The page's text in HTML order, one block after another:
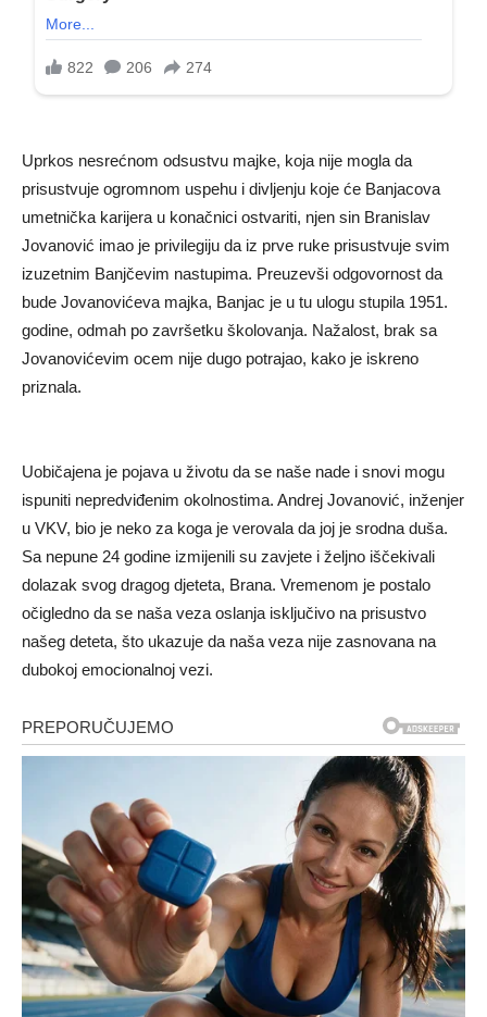
Uprkos nesrećnom odsustvu majke, koja nije mogla da
prisustvuje ogromnom uspehu i divljenju koje će Banjacova
umetnička karijera u konačnici ostvariti, njen sin Branislav
Jovanović imao je privilegiju da iz prve ruke prisustvuje svim
izuzetnim Banjčevim nastupima. Preuzevši odgovornost da
bude Jovanovićeva majka, Banjac je u tu ulogu stupila 1951.
godine, odmah po završetku školovanja. Nažalost, brak sa
Jovanovićevim ocem nije dugo potrajao, kako je iskreno
priznala.
Uobičajena je pojava u životu da se naše nade i snovi mogu
ispuniti nepredviđenim okolnostima. Andrej Jovanović, inženjer
u VKV, bio je neko za koga je verovala da joj je srodna duša.
Sa nepune 24 godine izmijenili su zavjete i željno iščekivali
dolazak svog dragog djeteta, Brana. Vremenom je postalo
očigledno da se naša veza oslanja isključivo na prisustvo
našeg deteta, što ukazuje da naša veza nije zasnovana na
dubokoj emocionalnoj vezi.